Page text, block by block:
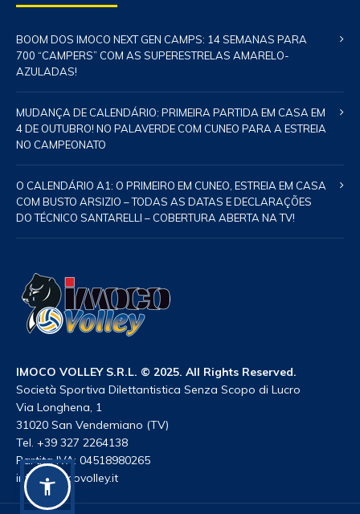
BOOM DOS IMOCO NEXT GEN CAMPS: 14 SEMANAS PARA
700 “CAMPERS” COM AS SUPERESTRELAS AMARELO-
AZULADAS!
MUDANÇA DE CALENDÁRIO: PRIMEIRA PARTIDA EM CASA EM
4 DE OUTUBRO! NO PALAVERDE COM CUNEO PARA A ESTREIA
NO CAMPEONATO
O CALENDÁRIO A1: O PRIMEIRO EM CUNEO, ESTREIA EM CASA
COM BUSTO ARSIZIO – TODAS AS DATAS E DECLARAÇÕES
DO TÉCNICO SANTARELLI – COBERTURA ABERTA NA TV!
IMOCO VOLLEY S.R.L. © 2025. All Rights Reserved.
Società Sportiva Dilettantistica Senza Scopo di Lucro
Via Longhena, 1
31020 San Vendemiano (TV)
Tel. +39 327 2264138
Partita IVA: 04518980265
info@imocovolley.it